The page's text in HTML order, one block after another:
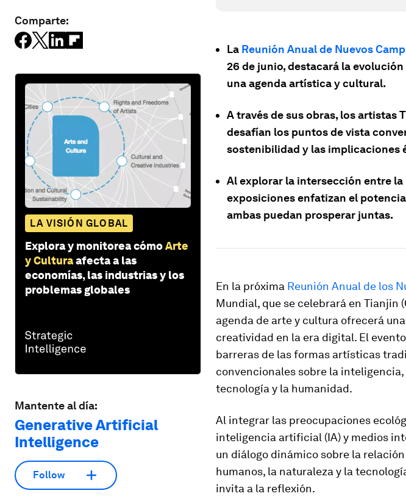
Comparte:
LA VISIÓN GLOBAL
Explora y monitorea cómoArte
y Culturaafecta a las
economías, las industrias y los
problemas globales
Mantente al día:
Generative Artificial
Intelligence
Follow
La Reunión Anual de Nuevos
26 de junio, destacará la
una agenda artística y cultural.
A través de sus obras, los artistas
desafían los puntos de vista
sostenibilidad y las implicaciones
Al explorar la intersección entre
exposiciones enfatizan el
ambas puedan prosperar juntas.
En la próxima Reunión Anual de los
Mundial, que se celebrará en Tianjin
agenda de arte y cultura ofrecerá
creatividad en la era digital. El
barreras de las formas artísticas
convencionales sobre la
tecnología y la humanidad.
Al integrar las preocupaciones
inteligencia artificial (IA) y medios
un diálogo dinámico sobre la
humanos, la naturaleza y la
invita a la reflexión.